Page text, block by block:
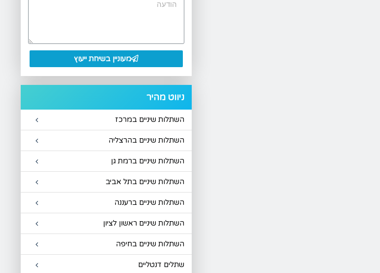
מעוניין בשיחת ייעוץ
ניווט מהיר
השתלות שיניים במרכז
השתלות שיניים בהרצליה
השתלות שיניים ברמת גן
השתלות שיניים בתל אביב
השתלות שיניים ברעננה
השתלות שיניים ראשון לציון
השתלות שיניים בחיפה
שתלים דנטליים